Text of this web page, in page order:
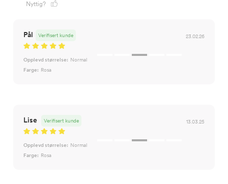
Nyttig?
Pål 23.02.26
Verifisert kunde
Opplevd størrelse: Normal
Farge: Rosa
Lise 13.03.25
Verifisert kunde
Opplevd størrelse: Normal
Farge: Rosa